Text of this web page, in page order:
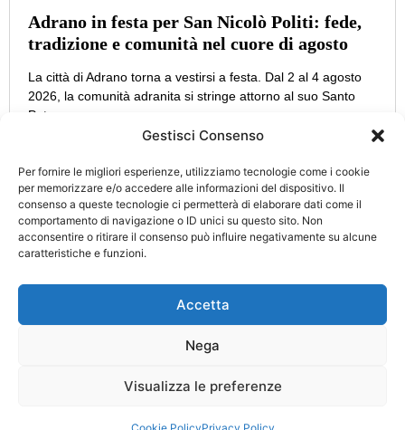
Gestisci Consenso
Per fornire le migliori esperienze, utilizziamo tecnologie come i cookie
per memorizzare e/o accedere alle informazioni del dispositivo. Il
consenso a queste tecnologie ci permetterà di elaborare dati come il
comportamento di navigazione o ID unici su questo sito. Non
acconsentire o ritirare il consenso può influire negativamente su alcune
caratteristiche e funzioni.
Accetta
Nega
Visualizza le preferenze
Adrano in festa per San Nicolò Politi: fede,
tradizione e comunità nel cuore di agosto
La città di Adrano torna a vestirsi a festa. Dal 2 al 4 agosto
2026, la comunità adranita si stringe attorno al suo Santo
Patrono,
CATEGORIE
Attualità Cultura
d’Italia
Politica
Turismo Cronaca
INFO
UTILI
Cookie Policy
Nicolosi Alfio